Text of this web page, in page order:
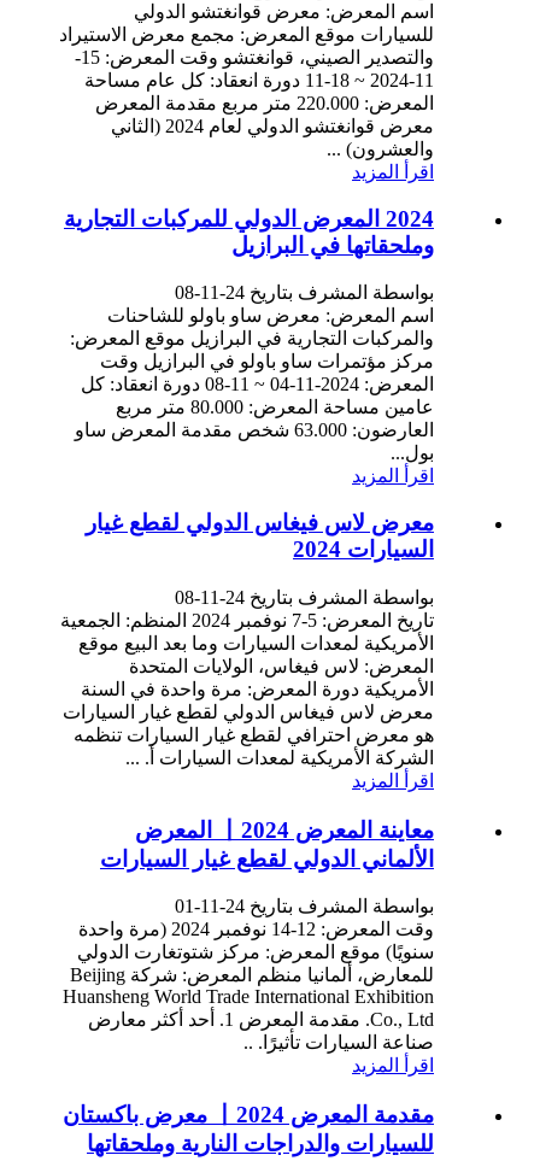
اسم المعرض: معرض قوانغتشو الدولي
للسيارات موقع المعرض: مجمع معرض الاستيراد
والتصدير الصيني، قوانغتشو وقت المعرض: 15-
11-2024 ~ 18-11 دورة انعقاد: كل عام مساحة
المعرض: 220.000 متر مربع مقدمة المعرض
معرض قوانغتشو الدولي لعام 2024 (الثاني
والعشرون) ...
اقرأ المزيد
2024 المعرض الدولي للمركبات التجارية
وملحقاتها في البرازيل
بواسطة المشرف بتاريخ 24-11-08
اسم المعرض: معرض ساو باولو للشاحنات
والمركبات التجارية في البرازيل موقع المعرض:
مركز مؤتمرات ساو باولو في البرازيل وقت
المعرض: 2024-11-04 ~ 11-08 دورة انعقاد: كل
عامين مساحة المعرض: 80.000 متر مربع
العارضون: 63.000 شخص مقدمة المعرض ساو
بول...
اقرأ المزيد
معرض لاس فيغاس الدولي لقطع غيار
السيارات 2024
بواسطة المشرف بتاريخ 24-11-08
تاريخ المعرض: 5-7 نوفمبر 2024 المنظم: الجمعية
الأمريكية لمعدات السيارات وما بعد البيع موقع
المعرض: لاس فيغاس، الولايات المتحدة
الأمريكية دورة المعرض: مرة واحدة في السنة
معرض لاس فيغاس الدولي لقطع غيار السيارات
هو معرض احترافي لقطع غيار السيارات تنظمه
الشركة الأمريكية لمعدات السيارات أ. ...
اقرأ المزيد
معاينة المعرض 丨2024 المعرض
الألماني الدولي لقطع غيار السيارات
بواسطة المشرف بتاريخ 24-11-01
وقت المعرض: 12-14 نوفمبر 2024 (مرة واحدة
سنويًا) موقع المعرض: مركز شتوتغارت الدولي
للمعارض، ألمانيا منظم المعرض: شركة Beijing
Huansheng World Trade International Exhibition
Co., Ltd. مقدمة المعرض 1. أحد أكثر معارض
صناعة السيارات تأثيرًا. ..
اقرأ المزيد
مقدمة المعرض 丨2024 معرض باكستان
للسيارات والدراجات النارية وملحقاتها